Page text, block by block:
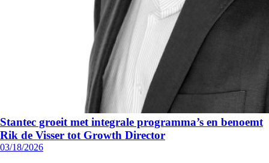
Stantec groeit met integrale programma’s en benoemt
Rik de Visser tot Growth Director
03/18/2026